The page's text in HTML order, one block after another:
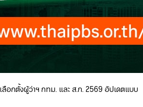
อกตั้งผู้ว่าฯ กทม. และ ส.ก. 2569 อัปเดตแบบ